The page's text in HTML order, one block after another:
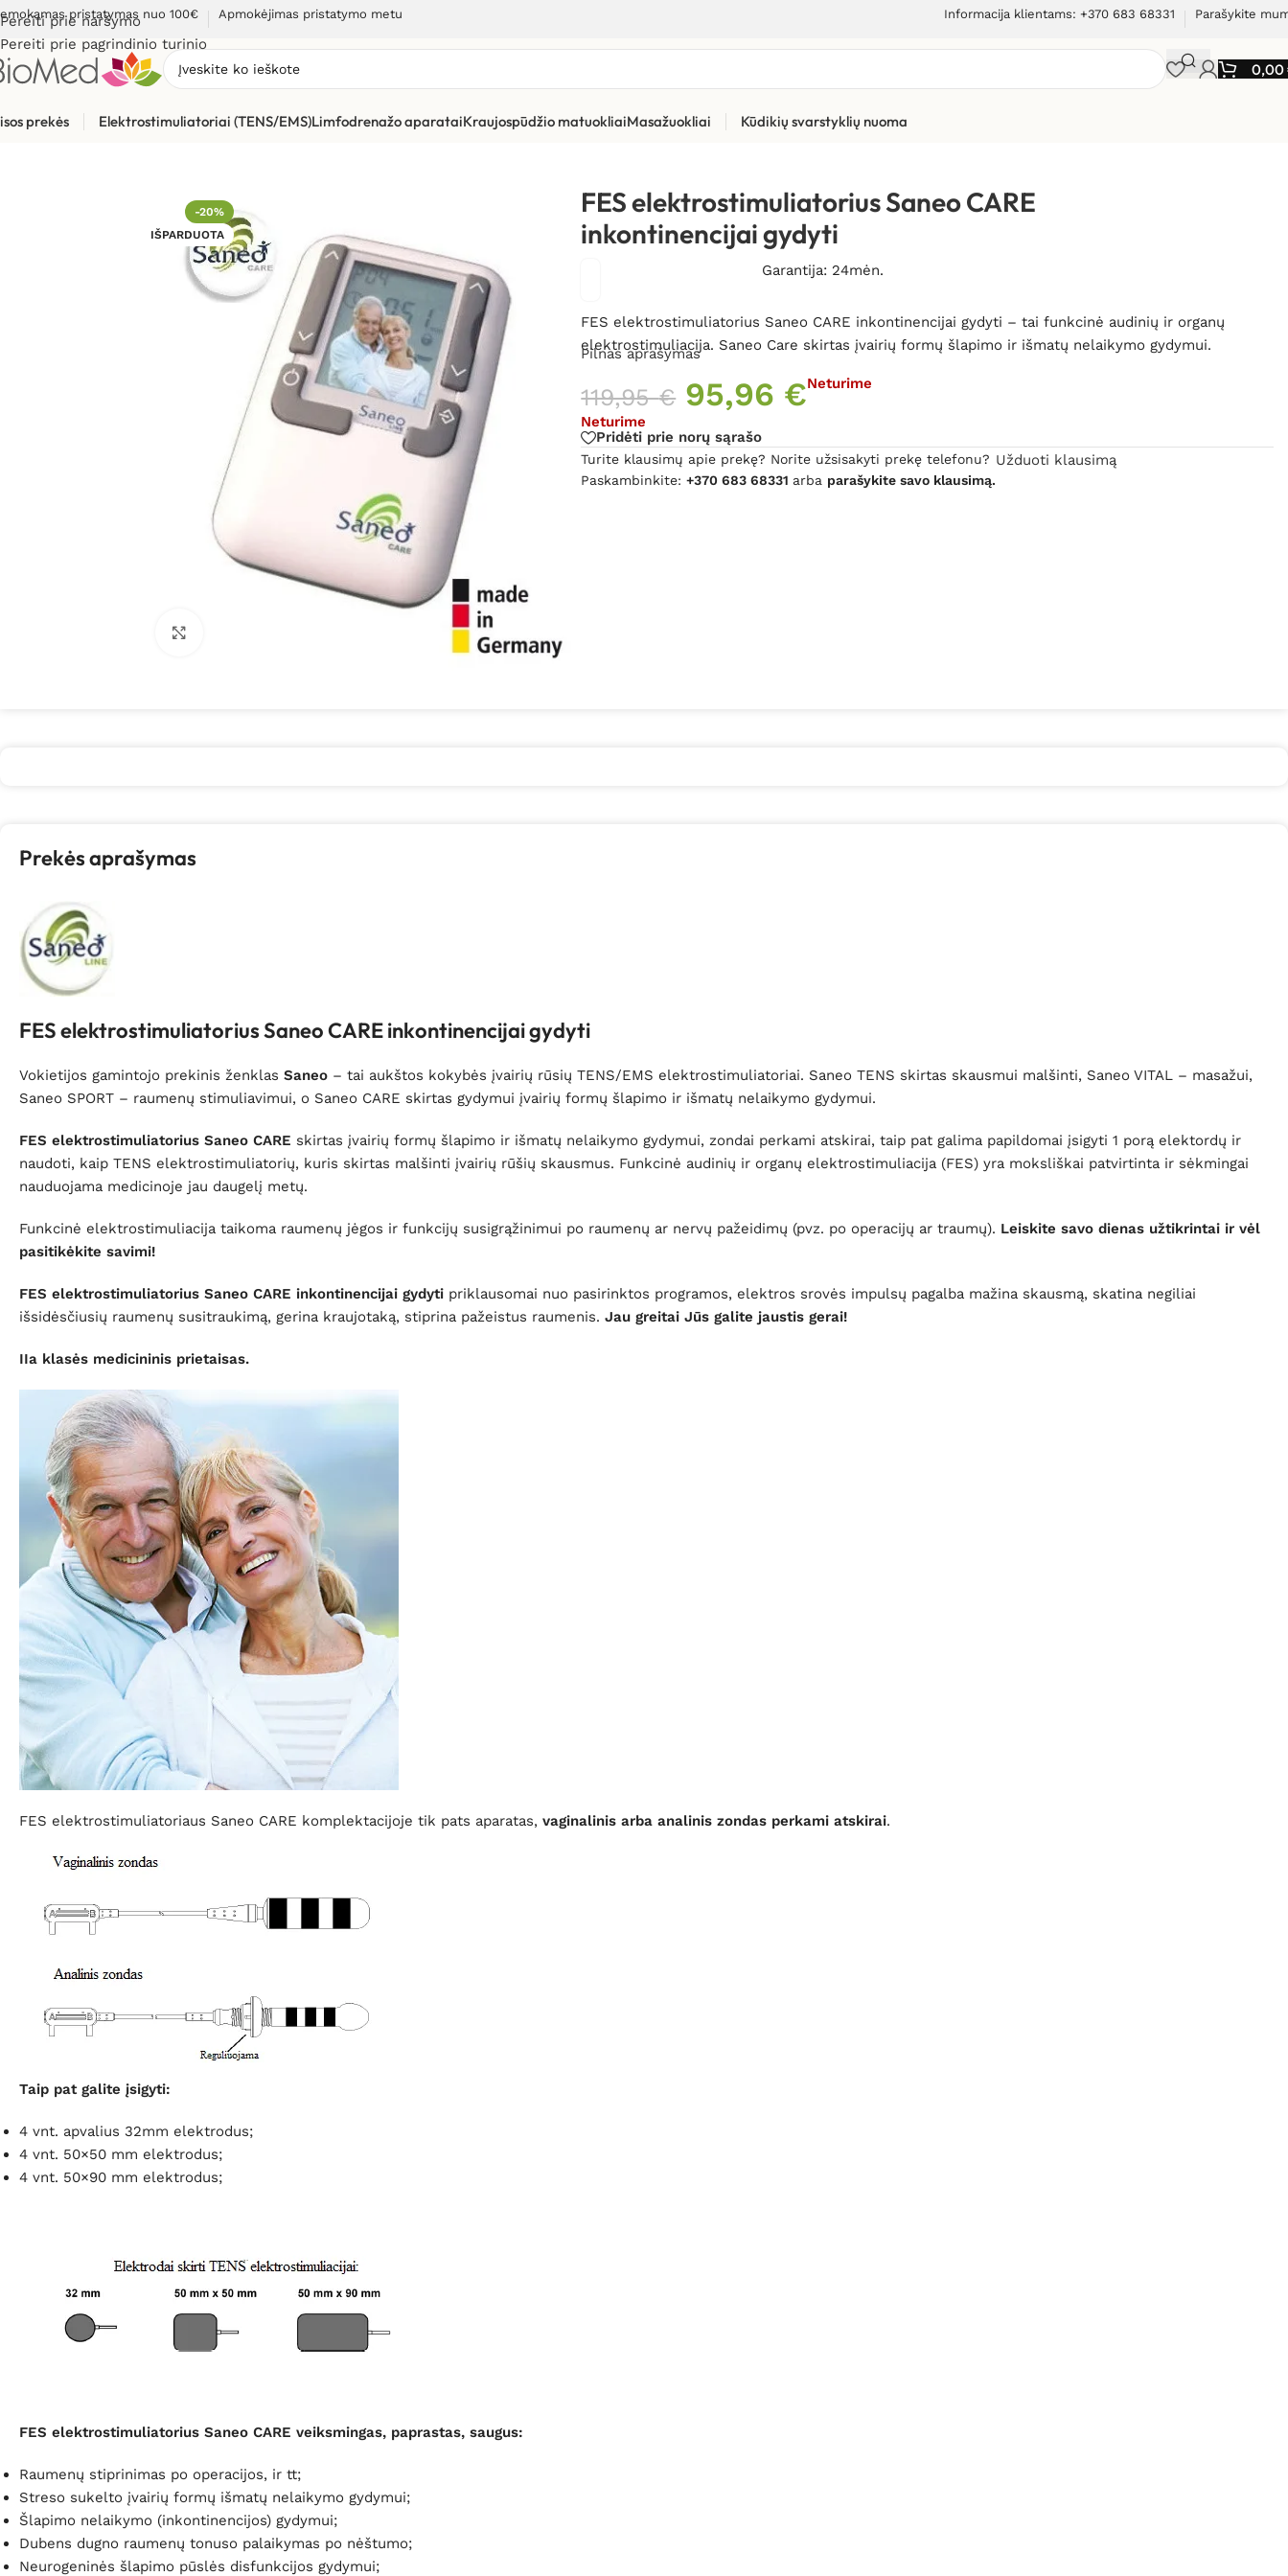
Pereiti prie naršymo
Pereiti prie pagrindinio turinio
pristatymas nuo 100€ Apmokėjimas pristatymo metu Informacija klientams: +370 683 68331 Parašykite
0,00
prekės Elektrostimuliatoriai (TENS/EMS)Limfodrenažo aparataiKraujospūdžio matuokliaiMasažuokliai Kūdikių svarstyklių nuoma
Elektrostimuliacijai (TENS / EMS) FES elektrostimuliatorius Saneo CARE inkontinencijai gydyti
-20%
IŠPARDUOTA
FES elektrostimuliatorius Saneo CARE
inkontinencijai gydyti
Garantija: 24mėn.
FES elektrostimuliatorius Saneo CARE inkontinencijai gydyti – tai funkcinė audinių ir organų
elektrostimuliacija. Saneo Care skirtas įvairių formų šlapimo ir išmatų nelaikymo gydymui.
Pilnas aprašymas
119,95€ 95,96 €Neturime
Neturime
Pridėti prie norų sąrašo
Turite klausimų apie prekę? Norite užsisakyti prekę telefonu?
Paskambinkite:+370 683 68331 arba parašykite savo klausimą.
Užduoti klausimą
Prekės aprašymas
FES elektrostimuliatorius Saneo CARE inkontinencijai gydyti
Vokietijos gamintojo prekinis ženklas Saneo – tai aukštos kokybės įvairių rūsių TENS/EMS elektrostimuliatoriai. Saneo TENS skirtas skausmui malšinti, Saneo VITAL – masažui,
Saneo SPORT – raumenų stimuliavimui, o Saneo CARE skirtas gydymui įvairių formų šlapimo ir išmatų nelaikymo gydymui.
FES elektrostimuliatorius Saneo CARE skirtas įvairių formų šlapimo ir išmatų nelaikymo gydymui, zondai perkami atskirai, taip pat galima papildomai įsigyti 1 porą elektordų ir
naudoti, kaip TENS elektrostimuliatorių, kuris skirtas malšinti įvairių rūšių skausmus. Funkcinė audinių ir organų elektrostimuliacija (FES) yra moksliškai patvirtinta ir sėkmingai
nauduojama medicinoje jau daugelį metų.
Funkcinė elektrostimuliacija taikoma raumenų jėgos ir funkcijų susigrąžinimui po raumenų ar nervų pažeidimų (pvz. po operacijų ar traumų). Leiskite savo dienas užtikrintai ir vėl
pasitikėkite savimi!
FES elektrostimuliatorius Saneo CARE inkontinencijai gydyti priklausomai nuo pasirinktos programos, elektros srovės impulsų pagalba mažina skausmą, skatina negiliai
išsidėsčiusių raumenų susitraukimą, gerina kraujotaką, stiprina pažeistus raumenis. Jau greitai Jūs galite jaustis gerai!
IIa klasės medicininis prietaisas.
FES elektrostimuliatoriaus Saneo CARE komplektacijoje tik pats aparatas, vaginalinis arba analinis zondas perkami atskirai.
Taip pat galite įsigyti:
4 vnt. apvalius 32mm elektrodus;
4 vnt. 50×50 mm elektrodus;
4 vnt. 50×90 mm elektrodus;
FES elektrostimuliatorius Saneo CARE veiksmingas, paprastas, saugus:
Raumenų stiprinimas po operacijos, ir tt;
Streso sukelto įvairių formų išmatų nelaikymo gydymui;
Šlapimo nelaikymo (inkontinencijos) gydymui;
Dubens dugno raumenų tonuso palaikymas po nėštumo;
Neurogeninės šlapimo pūslės disfunkcijos gydymui;